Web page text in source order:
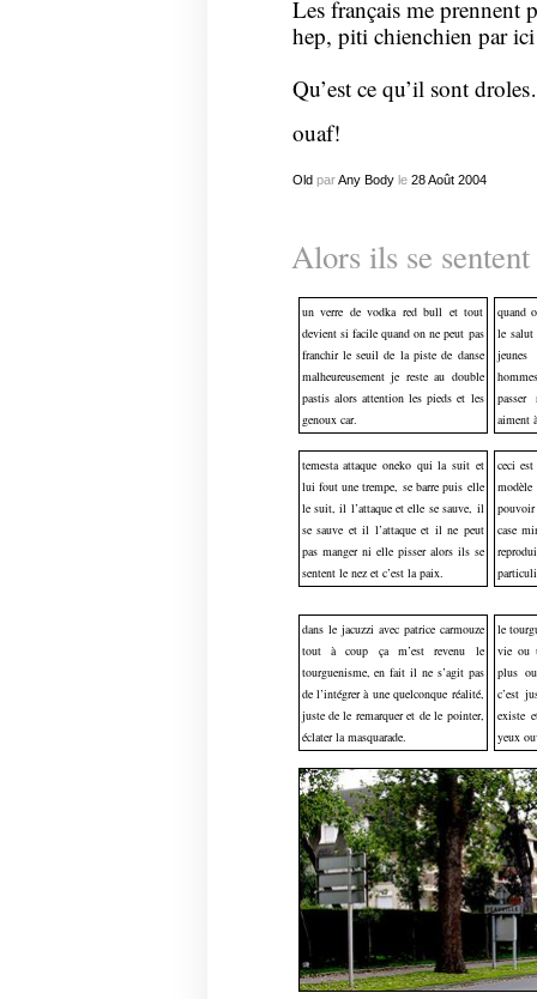
Les français me prennent
hep, piti chienchien par
Qu’est ce qu’il sont
ouaf!
OldparAny Bodyle 28 Août 2004
Alors ils se
un verre de vodka red bull et tout
devient si facile quand on ne peut pas
franchir le seuil de la piste de danse
malheureusement je reste au double
pastis alors attention les pieds et les
genoux car.
quand
le salut
aiment
temesta attaque oneko qui la suit et
lui fout une trempe, se barre puis elle
le suit, il l’attaque et elle se sauve, il
se sauve et il l’attaque et il ne peut
pas manger ni elle pisser alors ils se
sentent le nez et c’est la paix.
ceci
case
dans le jacuzzi avec patrice carmouze
tout à coup ça m’est revenu le
tourguenisme, en fait il ne s’agit pas
de l’intégrer à une quelconque réalité,
juste de le remarquer et de le pointer,
éclater la masquarade.
le
vie ou
plus
c’est
existe
yeux